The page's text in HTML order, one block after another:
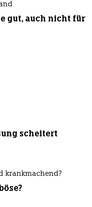
gut, auch nicht für
scheitert
krankmachend?